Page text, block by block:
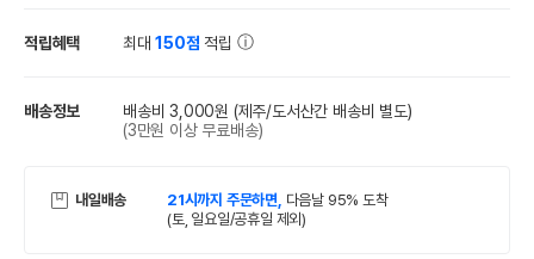
적립혜택 최대150점 적립
배송정보 배송비 3,000원 (제주/도서산간 배송비 별도)
(3만원 이상 무료배송)
내일배송 21시까지 주문하면, 다음날 95% 도착
(토, 일요일/공휴일 제외)